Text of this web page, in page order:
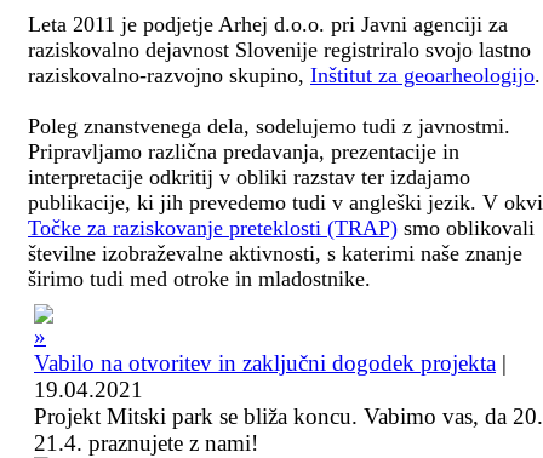
Leta 2011 je podjetje Arhej d.o.o. pri Javni agenciji za
raziskovalno dejavnost Slovenije registriralo svojo lastno
raziskovalno-razvojno skupino, Inštitut za geoarheologijo.
Poleg znanstvenega dela, sodelujemo tudi z javnostmi.
Pripravljamo različna predavanja, prezentacije in
interpretacije odkritij v obliki razstav ter izdajamo
publikacije, ki jih prevedemo tudi v angleški jezik. V
Točke za raziskovanje preteklosti (TRAP) smo oblikovali
številne izobraževalne aktivnosti, s katerimi naše znanje
širimo tudi med otroke in mladostnike.
Vabilo na otvoritev in zaključni dogodek projekta |
19.04.2021
Projekt Mitski park se bliža koncu. Vabimo vas, da
21.4. praznujete z nami!